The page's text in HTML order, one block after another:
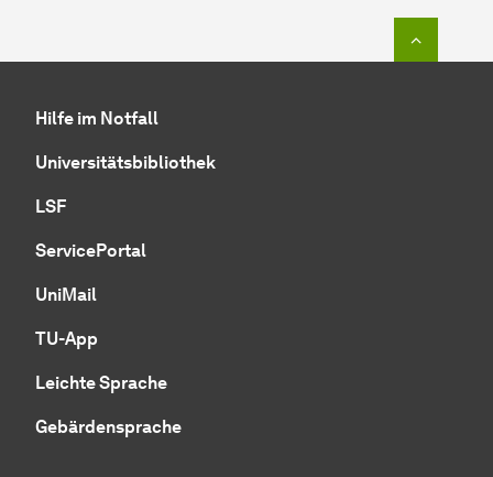
Hilfe im Notfall
Universitätsbibliothek
LSF
ServicePortal
UniMail
TU-App
Leichte Sprache
Gebärdensprache